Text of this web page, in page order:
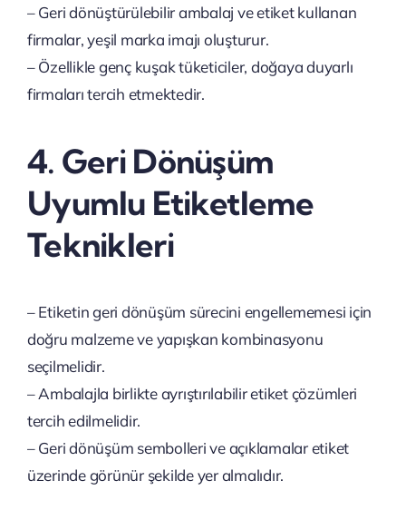
– Geri dönüştürülebilir ambalaj ve etiket kullanan
firmalar, yeşil marka imajı oluşturur.
– Özellikle genç kuşak tüketiciler, doğaya duyarlı
firmaları tercih etmektedir.
4. Geri Dönüşüm
Uyumlu Etiketleme
Teknikleri
– Etiketin geri dönüşüm sürecini engellememesi için
doğru malzeme ve yapışkan kombinasyonu
seçilmelidir.
– Ambalajla birlikte ayrıştırılabilir etiket çözümleri
tercih edilmelidir.
– Geri dönüşüm sembolleri ve açıklamalar etiket
üzerinde görünür şekilde yer almalıdır.